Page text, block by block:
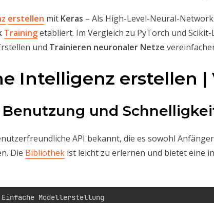
erstellen mit Keras – Als High-Level-Neural-
Trainingetabliert. Im Vergleich zu PyTorch und
und Trainieren neuronaler Netze
Intelligenz erstellen |
Benutzung und
API bekannt, die es sowohl
Die Bibliothek ist leicht zu erlernen und bietet eine
Modellerstellung